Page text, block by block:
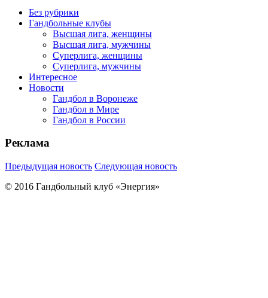
Без рубрики
Гандбольные клубы
Высшая лига, женщины
Высшая лига, мужчины
Суперлига, женщины
Суперлига, мужчины
Интересное
Новости
Гандбол в Воронеже
Гандбол в Мире
Гандбол в России
Реклама
Предыдущая новость Следующая новость
© 2016 Гандбольный клуб «Энергия»